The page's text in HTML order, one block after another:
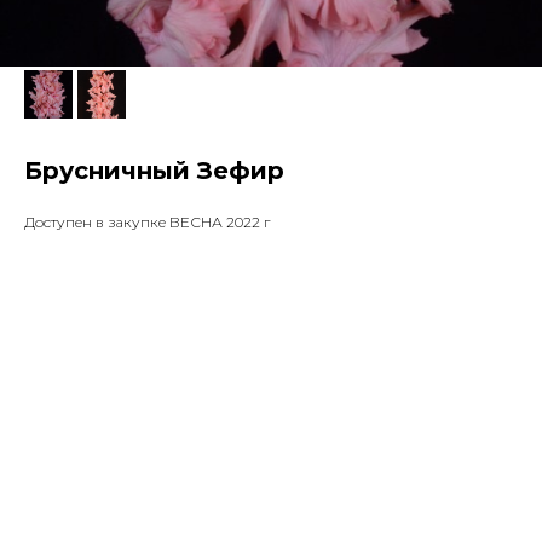
Брусничный Зефир
Доступен в закупке ВЕСНА 2022 г